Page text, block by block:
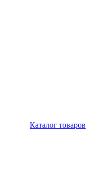
Каталог товаров